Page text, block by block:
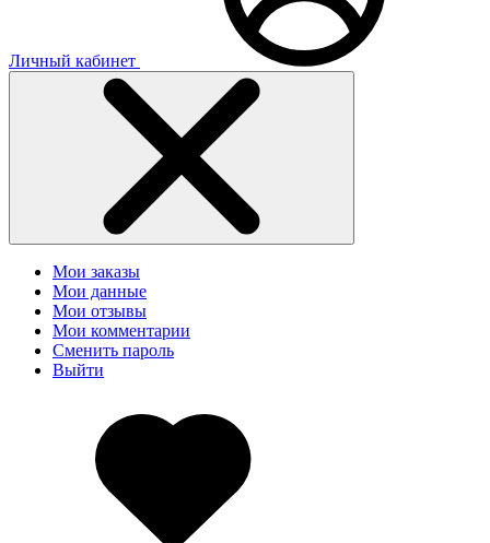
Личный кабинет
Мои заказы
Мои данные
Мои отзывы
Мои комментарии
Сменить пароль
Выйти